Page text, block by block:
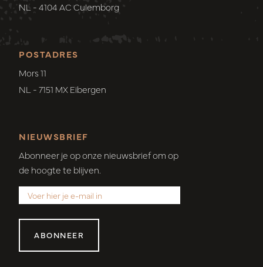
POSTADRES
Mors 11
NL - 7151 MX Eibergen
NL - 4104 AC Culemborg
NIEUWSBRIEF
Abonneer je op onze nieuwsbrief om op
de hoogte te blijven.
ABONNEER